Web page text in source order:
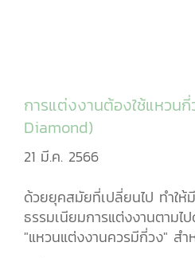
การแต่งงานต้องใช้แหวน
Diamond)
21 มี.ค. 2566
ด้วยยุคสมัยที่เปลี่ยนไป ทำให้
ธรรมเนียมการแต่งงานตามไ
"แหวนแต่งงานควรมีกี่วง" ส